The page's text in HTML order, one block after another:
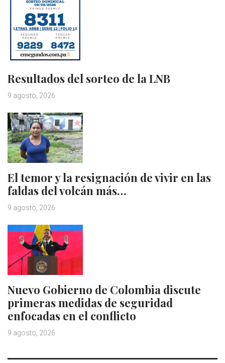
Resultados del sorteo de la LNB
9 agosto, 2026
El temor y la resignación de vivir en las
faldas del volcán más…
9 agosto, 2026
Nuevo Gobierno de Colombia discute
primeras medidas de seguridad
enfocadas en el conflicto
9 agosto, 2026